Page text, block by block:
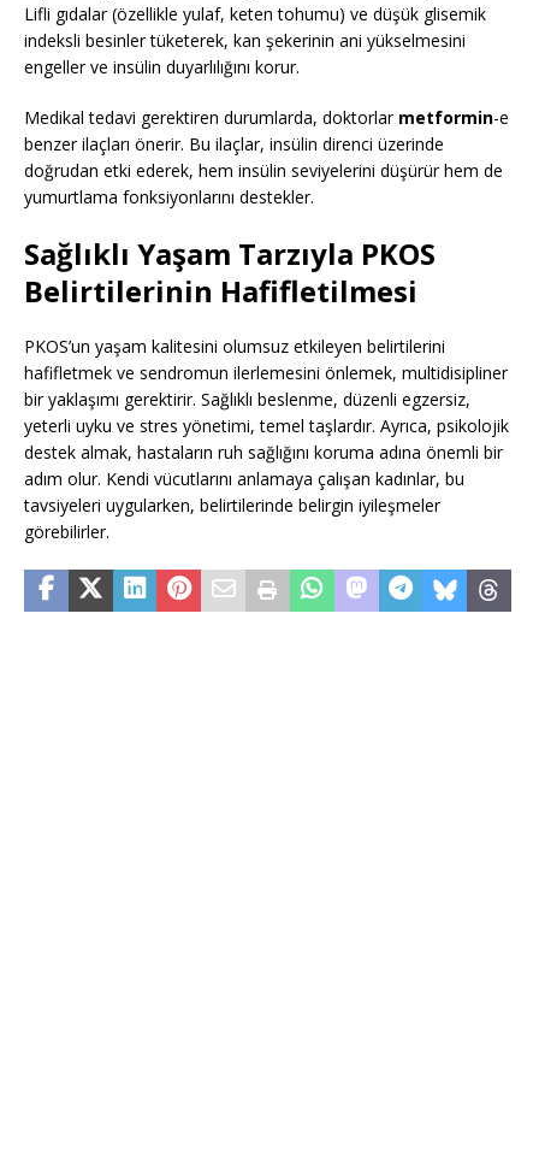
Lifli gıdalar (özellikle yulaf, keten tohumu) ve düşük glisemik
indeksli besinler tüketerek, kan şekerinin ani yükselmesini
engeller ve insülin duyarlılığını korur.
Medikal tedavi gerektiren durumlarda, doktorlar metformin-e
benzer ilaçları önerir. Bu ilaçlar, insülin direnci üzerinde
doğrudan etki ederek, hem insülin seviyelerini düşürür hem de
yumurtlama fonksiyonlarını destekler.
Sağlıklı Yaşam Tarzıyla PKOS
Belirtilerinin Hafifletilmesi
PKOS’un yaşam kalitesini olumsuz etkileyen belirtilerini
hafifletmek ve sendromun ilerlemesini önlemek, multidisipliner
bir yaklaşımı gerektirir. Sağlıklı beslenme, düzenli egzersiz,
yeterli uyku ve stres yönetimi, temel taşlardır. Ayrıca, psikolojik
destek almak, hastaların ruh sağlığını koruma adına önemli bir
adım olur. Kendi vücutlarını anlamaya çalışan kadınlar, bu
tavsiyeleri uygularken, belirtilerinde belirgin iyileşmeler
görebilirler.